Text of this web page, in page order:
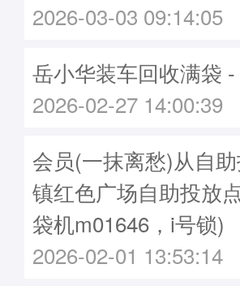
2026-03-03 09:14:05
岳小华装车回收满袋 -
2026-02-27 14:00:39
会员(一抹离愁)从自
镇红色广场自助投放
袋机m01646，i号锁)
2026-02-01 13:53:14